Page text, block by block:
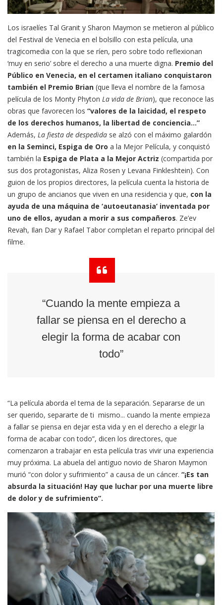
Los israelíes Tal Granit y Sharon Maymon se metieron al público
del Festival de Venecia en el bolsillo con esta película, una
tragicomedia con la que se ríen, pero sobre todo reflexionan
‘muy en serio’ sobre el derecho a una muerte digna. Premio del
Público en Venecia, en el certamen italiano conquistaron
también el Premio Brian (que lleva el nombre de la famosa
película de los Monty Phyton La vida de Brian), que reconoce las
obras que favorecen los “valores de la laicidad, el respeto
de los derechos humanos, la libertad de conciencia…”
Además, La fiesta de despedida se alzó con el máximo galardón
en la Seminci, Espiga de Oro a la Mejor Película, y conquistó
también la Espiga de Plata a la Mejor Actriz (compartida por
sus dos protagonistas, Aliza Rosen y Levana Finkleshtein). Con
guion de los propios directores, la película cuenta la historia de
un grupo de ancianos que viven en una residencia y que, con la
ayuda de una máquina de ‘autoeutanasia’ inventada por
uno de ellos, ayudan a morir a sus compañeros. Ze’ev
Revah, Ilan Dar y Rafael Tabor completan el reparto principal del
filme.
“Cuando la mente empieza a
fallar se piensa en el derecho a
elegir la forma de acabar con
todo”
“La película aborda el tema de la separación. Separarse de un
ser querido, separarte de ti mismo... cuando la mente empieza
a fallar se piensa en dejar esta vida y en el derecho a elegir la
forma de acabar con todo”, dicen los directores, que
comenzaron a trabajar en esta película tras vivir una experiencia
muy próxima. La abuela del antiguo novio de Sharon Maymon
murió “con dolor y sufrimiento” a causa de un cáncer. “¡Es tan
absurda la situación! Hay que luchar por una muerte libre
de dolor y de sufrimiento”.